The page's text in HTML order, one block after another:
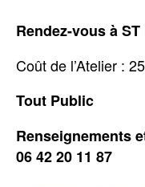
Rendez-vousà ST
Coût de l’Atelier :
Tout Public
Renseignements
06 42 20 11 87